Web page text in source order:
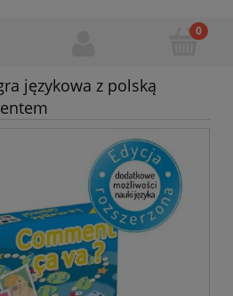
językowa z polską